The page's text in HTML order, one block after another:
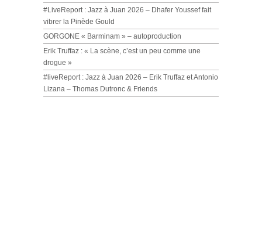
#LiveReport : Jazz à Juan 2026 – Dhafer Youssef fait
vibrer la Pinède Gould
GORGONE « Barminam » – autoproduction
Erik Truffaz : « La scène, c’est un peu comme une
drogue »
#liveReport : Jazz à Juan 2026 – Erik Truffaz et Antonio
Lizana – Thomas Dutronc & Friends